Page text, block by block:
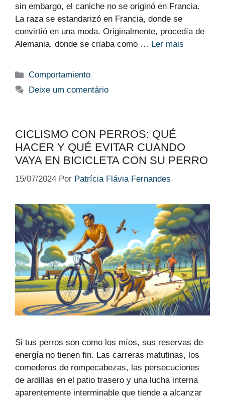
sin embargo, el caniche no se originó en Francia.
La raza se estandarizó en Francia, donde se
convirtió en una moda. Originalmente, procedía de
Alemania, donde se criaba como … Ler mais
Categorias
Comportamiento
Deixe um comentário
CICLISMO CON PERROS: QUÉ
HACER Y QUÉ EVITAR CUANDO
VAYA EN BICICLETA CON SU PERRO
15/07/2024 Por Patrícia Flávia Fernandes
Si tus perros son como los míos, sus reservas de
energía no tienen fin. Las carreras matutinas, los
comederos de rompecabezas, las persecuciones
de ardillas en el patio trasero y una lucha interna
aparentemente interminable que tiende a alcanzar